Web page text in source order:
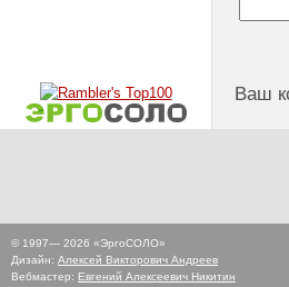
Ваш
© 1997— 2026 «ЭргоСОЛО»
Дизайн: Алексей Викторович Андреев
Вебмастер: Евгений Алексеевич Никитин